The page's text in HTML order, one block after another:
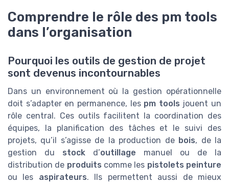
Comprendre le rôle des pm tools
dans l’organisation
Pourquoi les outils de gestion de projet
sont devenus incontournables
Dans un environnement où la gestion opérationnelle
doit s’adapter en permanence, les pm tools jouent un
rôle central. Ces outils facilitent la coordination des
équipes, la planification des tâches et le suivi des
projets, qu’il s’agisse de la production de bois, de la
gestion du stock d’outillage manuel ou de la
distribution de produits comme les pistolets peinture
ou les aspirateurs. Ils permettent aussi de mieux